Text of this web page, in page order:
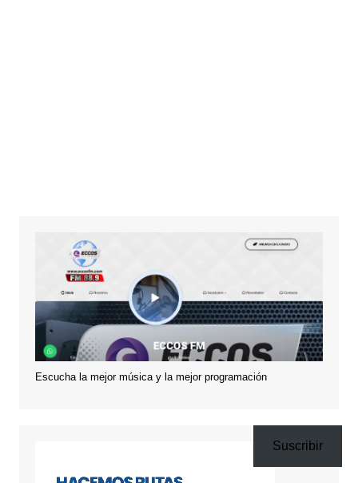
Escucha la mejor música y la mejor programación
Suscribir